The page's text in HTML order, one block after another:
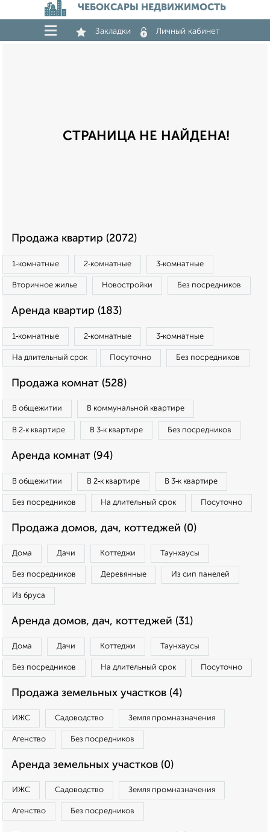
ЧЕБОКСАРЫ НЕДВИЖИМОСТЬ
Закладки Личный кабинет
СТРАНИЦА НЕ НАЙДЕНА!
Продажа квартир (2072)
1‑комнатные 2‑комнатные 3‑комнатные
Вторичное жилье Новостройки Без посредников
Аренда квартир (183)
1‑комнатные 2‑комнатные 3‑комнатные
На длительный срок Посуточно Без посредников
Продажа комнат (528)
В общежитии В коммунальной квартире
В 2‑к квартире В 3‑к квартире Без посредников
Аренда комнат (94)
В общежитии В 2‑к квартире В 3‑к квартире
Без посредников На длительный срок Посуточно
Продажа домов, дач, коттеджей (0)
Дома Дачи Коттеджи Таунхаусы
Без посредников Деревянные Из сип панелей
Из бруса
Аренда домов, дач, коттеджей (31)
Дома Дачи Коттеджи Таунхаусы
Без посредников На длительный срок Посуточно
Продажа земельных участков (4)
ИЖС Садоводство Земля промназначения
Агенство Без посредников
Аренда земельных участков (0)
ИЖС Садоводство Земля промназначения
Агенство Без посредников